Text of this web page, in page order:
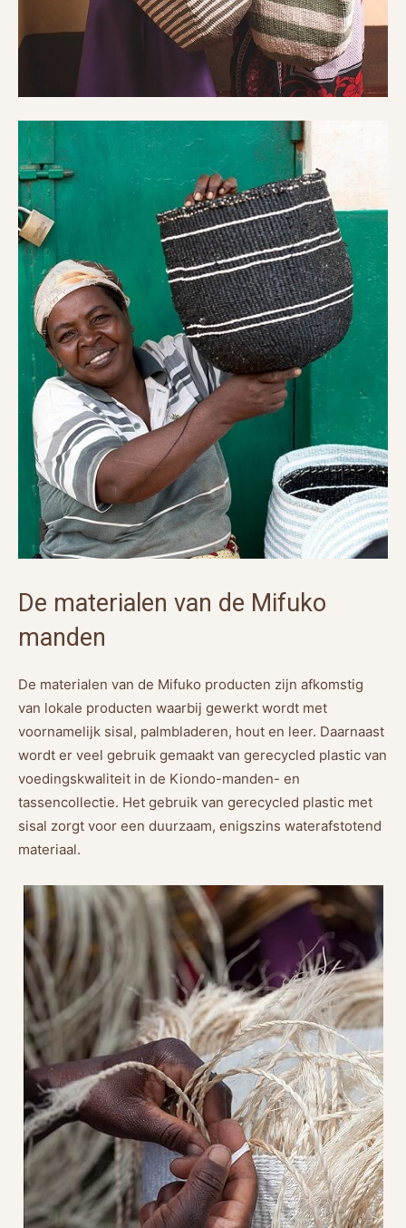
De materialen van de Mifuko
manden
De materialen van de Mifuko producten zijn afkomstig
van lokale producten waarbij gewerkt wordt met
voornamelijk sisal, palmbladeren, hout en leer. Daarnaast
wordt er veel gebruik gemaakt van gerecycled plastic van
voedingskwaliteit in de Kiondo-manden- en
tassencollectie. Het gebruik van gerecycled plastic met
sisal zorgt voor een duurzaam, enigszins waterafstotend
materiaal.